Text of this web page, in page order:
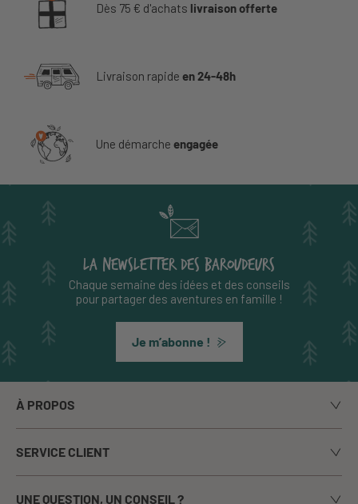
Dès 75 € d'achats livraison offerte
Livraison rapide en 24-48h
Une démarche engagée
LA NEWSLETTER DES BAROUDEURS
Chaque semaine des idées et des conseils
pour partager des aventures en famille !
Je m’abonne !
À PROPOS
Notre histoire
Le blog
Nos marques
SERVICE CLIENT
Livraison
Paiement sécurisé
UNE QUESTION, UN CONSEIL ?